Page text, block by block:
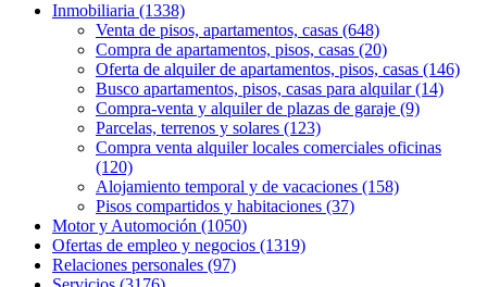
Inmobiliaria (1338)
Venta de pisos, apartamentos, casas (648)
Compra de apartamentos, pisos, casas (20)
Oferta de alquiler de apartamentos, pisos, casas (146)
Busco apartamentos, pisos, casas para alquilar (14)
Compra-venta y alquiler de plazas de garaje (9)
Parcelas, terrenos y solares (123)
Compra venta alquiler locales comerciales oficinas
(120)
Alojamiento temporal y de vacaciones (158)
Pisos compartidos y habitaciones (37)
Motor y Automoción (1050)
Ofertas de empleo y negocios (1319)
Relaciones personales (97)